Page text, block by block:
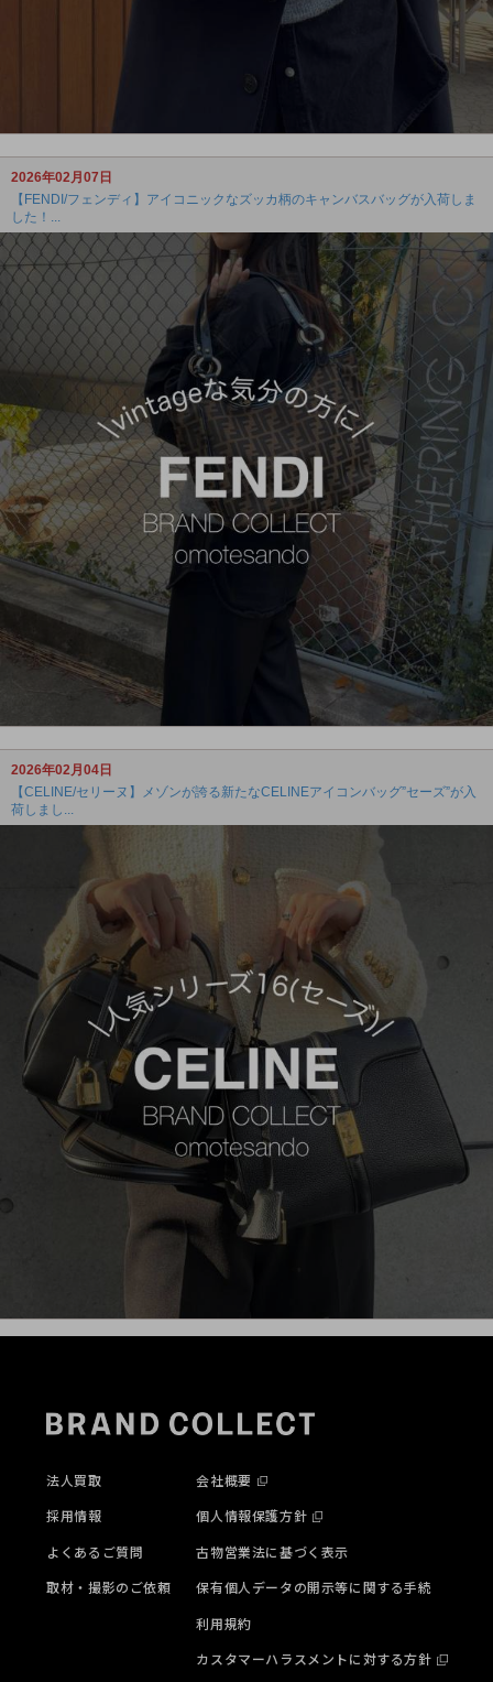
2026年02月07日
【FENDI/フェンディ】アイコニックなズッカ柄のキャンバスバッグが入荷しま
した！...
2026年02月04日
【CELINE/セリーヌ】メゾンが誇る新たなCELINEアイコンバッグ”セーズ”が入
荷しまし...
法人買取
採用情報
よくあるご質問
取材・撮影のご依頼
会社概要
個人情報保護方針
古物営業法に基づく表示
保有個人データの開示等に関する手続
利用規約
カスタマーハラスメントに対する方針